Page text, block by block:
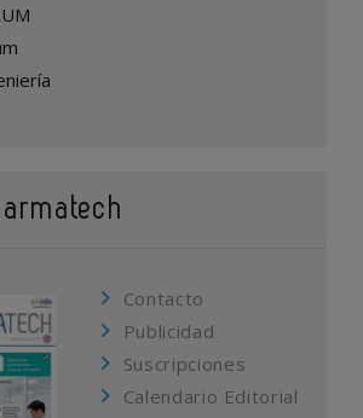
Contacto
Publicidad
Suscripciones
Calendario Editorial